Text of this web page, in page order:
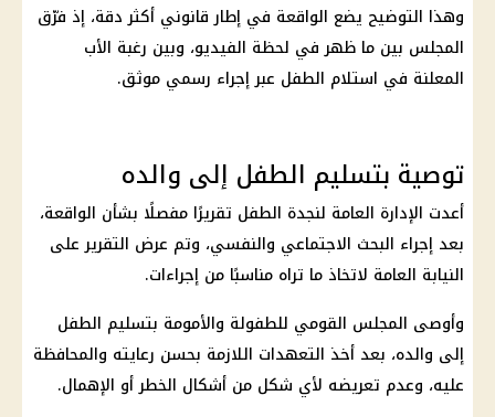
وهذا التوضيح يضع الواقعة في إطار قانوني أكثر دقة، إذ فرّق
المجلس بين ما ظهر في لحظة الفيديو، وبين رغبة الأب
المعلنة في استلام الطفل عبر إجراء رسمي موثق.
توصية بتسليم الطفل إلى والده
أعدت الإدارة العامة لنجدة الطفل تقريرًا مفصلًا بشأن الواقعة،
بعد إجراء البحث الاجتماعي والنفسي، وتم عرض التقرير على
النيابة العامة لاتخاذ ما تراه مناسبًا من إجراءات.
وأوصى المجلس القومي للطفولة والأمومة بتسليم الطفل
إلى والده، بعد أخذ التعهدات اللازمة بحسن رعايته والمحافظة
عليه، وعدم تعريضه لأي شكل من أشكال الخطر أو الإهمال.